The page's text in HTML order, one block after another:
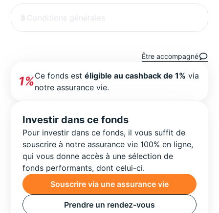
Conditions générales
Être accompagné
1%Ce fonds estéligible au cashback de 1% via
notre assurance vie.
Investir dans ce fonds
Pour investir dans ce fonds, il vous suffit de
souscrire à notre assurance vie 100% en ligne,
qui vous donne accès à une sélection de
fonds performants, dont celui-ci.
Souscrire via une assurance vie
Prendre un rendez-vous